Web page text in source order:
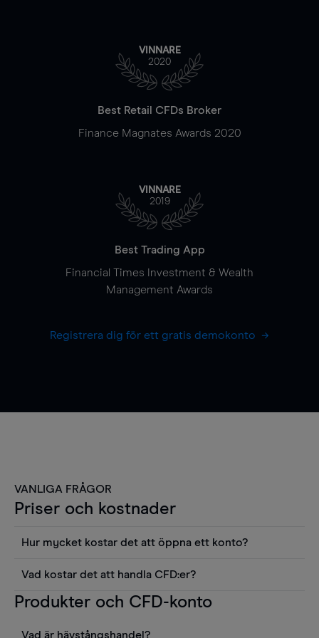
VINNARE
2020
Best Retail CFDs Broker
Finance Magnates Awards 2020
VINNARE
2019
Best Trading App
Financial Times Investment & Wealth
Management Awards
Registrera dig för ett gratis demokonto
VANLIGA FRÅGOR
Priser och kostnader
Hur mycket kostar det att öppna ett konto?
använda sådana verktyg som diagram, Reuters
aktierapporter utan kostnad.
Vad kostar det att handla CFD:er?
Det är en rad kostnader att tänka på när man
innehavskostnader (för positioner som hålls öppna
Produkter och CFD-konto
Vad är hävstångshandel?